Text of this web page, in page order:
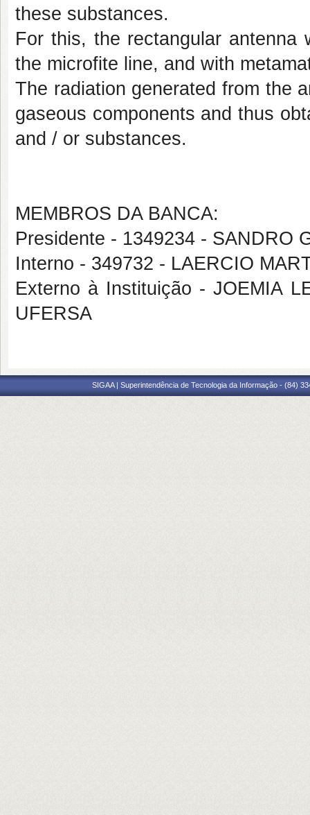
these substances.
For this, the rectangular antenna
the microfite line, and with
The radiation generated from the
gaseous components and thus
and / or substances.
MEMBROS DA BANCA:
Presidente - 1349234 - SANDRO
Interno - 349732 - LAERCIO
Externo à Instituição - JOEMIA
UFERSA
SIGAA | Superintendência de Tecnologia da Informação - (84)